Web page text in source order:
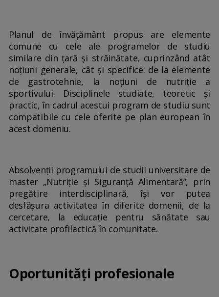
Planul de învăţământ propus are elemente
comune cu cele ale programelor de studiu
similare din ţară şi străinătate, cuprinzând atât
noțiuni generale, cât și specifice: de la elemente
de gastrotehnie, la noțiuni de nutriție a
sportivului. Disciplinele studiate, teoretic şi
practic, în cadrul acestui program de studiu sunt
compatibile cu cele oferite pe plan european în
acest domeniu.
Absolvenţii programului de studii universitare de
master „Nutriţie şi Siguranţă Alimentară”, prin
pregătire interdisciplinară, îşi vor putea
desfăşura activitatea în diferite domenii, de la
cercetare, la educație pentru sănătate sau
activitate profilactică în comunitate.
Oportunităţi profesionale